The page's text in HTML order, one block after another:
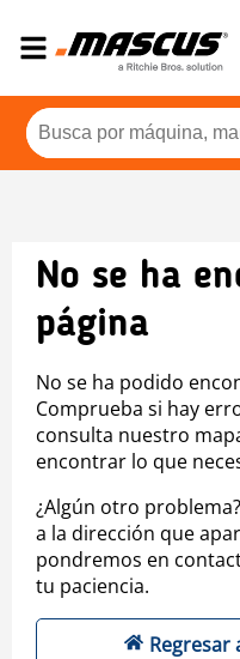
No se ha
página
No se ha podido
Comprueba si hay
consulta nuestro
encontrar lo que
¿Algún otro
a la dirección que
pondremos en
tu paciencia.
Regresar